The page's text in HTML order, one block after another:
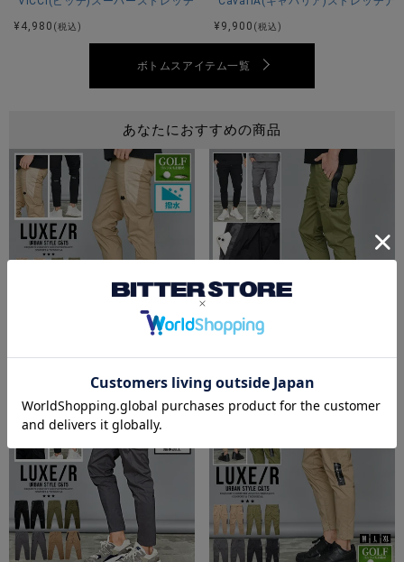
ヒップ51わたり(もも幅)29膝幅19裾幅12
※平置き計測、腰周りなどは約二倍程度。
本体：綿52% ナイロン46% ポリウレタン2%
別布：ポリエステル100%
モデル
ベージュ カーキ チャコール ブラック
アイテムガイド
伸縮性-あり 透け感-なし 生地の厚み-普通 裏地-なし
※当店スタッフの個人的な感想になります。お客様により、感
じ方等異なる場合がございますので、あくまでもご参考とし
てご利用ください。
¥ 4,980 (税込)
¥ 9,900 (税込)
ボトムスアイテム一覧
あなたにおすすめの商品